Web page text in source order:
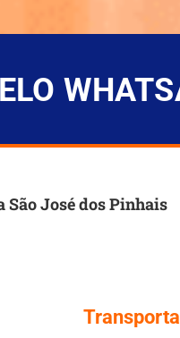
São José dos Pinhais